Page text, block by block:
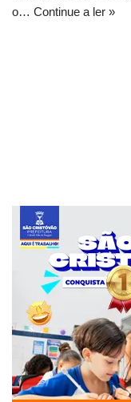
o… Continue a ler »